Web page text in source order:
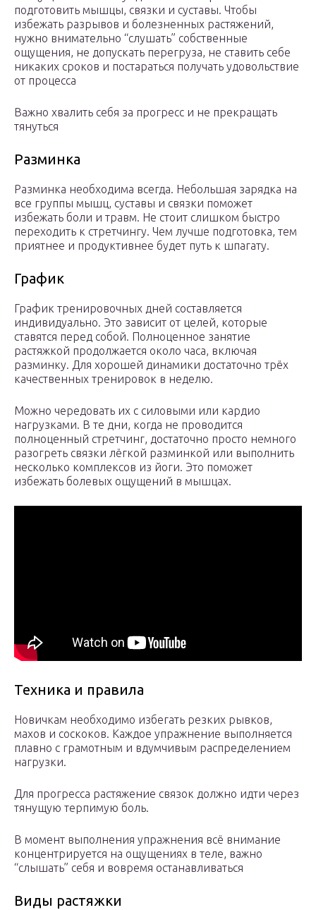
подготовить мышцы, связки и суставы. Чтобы
избежать разрывов и болезненных растяжений,
нужно внимательно “слушать” собственные
ощущения, не допускать перегруза, не ставить себе
никаких сроков и постараться получать удовольствие
от процесса
Важно хвалить себя за прогресс и не прекращать
тянуться
Разминка
Разминка необходима всегда. Небольшая зарядка на
все группы мышц, суставы и связки поможет
избежать боли и травм. Не стоит слишком быстро
переходить к стретчингу. Чем лучше подготовка, тем
приятнее и продуктивнее будет путь к шпагату.
График
График тренировочных дней составляется
индивидуально. Это зависит от целей, которые
ставятся перед собой. Полноценное занятие
растяжкой продолжается около часа, включая
разминку. Для хорошей динамики достаточно трёх
качественных тренировок в неделю.
Можно чередовать их с силовыми или кардио
нагрузками. В те дни, когда не проводится
полноценный стретчинг, достаточно просто немного
разогреть связки лёгкой разминкой или выполнить
несколько комплексов из йоги. Это поможет
избежать болевых ощущений в мышцах.
Техника и правила
Новичкам необходимо избегать резких рывков,
махов и соскоков. Каждое упражнение выполняется
плавно с грамотным и вдумчивым распределением
нагрузки.
Для прогресса растяжение связок должно идти через
тянущую терпимую боль.
В момент выполнения упражнения всё внимание
концентрируется на ощущениях в теле, важно
“слышать” себя и вовремя останавливаться
Виды растяжки